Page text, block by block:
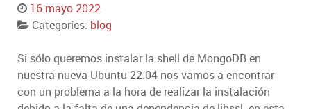
16 mayo 2022
Categories: blog
Si sólo queremos instalar la shell de MongoDB en
nuestra nueva Ubuntu 22.04 nos vamos a encontrar
con un problema a la hora de realizar la instalación